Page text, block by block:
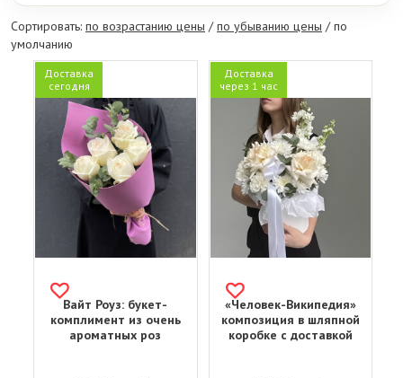
Сортировать: по возрастанию цены /по убыванию цены / по
умолчанию
Доставка
сегодня
Вайт Роуз: букет-
комплимент из очень
ароматных роз
Доставка
через 1 час
«Человек-Википедия»
композиция в шляпной
коробке с доставкой